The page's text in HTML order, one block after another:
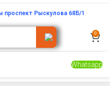
проспект Рыскулова 68Б/1
0
Whatsapp